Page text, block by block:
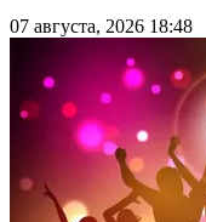
07 августа, 2026 18:48